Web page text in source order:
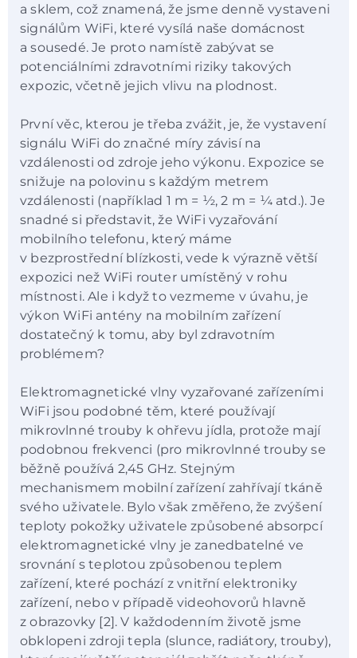
a sklem, což znamená, že jsme denně vystaveni
signálům WiFi, které vysílá naše domácnost
a sousedé. Je proto namístě zabývat se
potenciálními zdravotními riziky takových
expozic, včetně jejich vlivu na plodnost.
První věc, kterou je třeba zvážit, je, že vystavení
signálu WiFi do značné míry závisí na
vzdálenosti od zdroje jeho výkonu. Expozice se
snižuje na polovinu s každým metrem
vzdálenosti (například 1 m = ½, 2 m = ¼ atd.). Je
snadné si představit, že WiFi vyzařování
mobilního telefonu, který máme
v bezprostřední blízkosti, vede k výrazně větší
expozici než WiFi router umístěný v rohu
místnosti. Ale i když to vezmeme v úvahu, je
výkon WiFi antény na mobilním zařízení
dostatečný k tomu, aby byl zdravotním
problémem?
Elektromagnetické vlny vyzařované zařízeními
WiFi jsou podobné těm, které používají
mikrovlnné trouby k ohřevu jídla, protože mají
podobnou frekvenci (pro mikrovlnné trouby se
běžně používá 2,45 GHz. Stejným
mechanismem mobilní zařízení zahřívají tkáně
svého uživatele. Bylo však změřeno, že zvýšení
teploty pokožky uživatele způsobené absorpcí
elektromagnetické vlny je zanedbatelné ve
srovnání s teplotou způsobenou teplem
zařízení, které pochází z vnitřní elektroniky
zařízení, nebo v případě videohovorů hlavně
z obrazovky [2]. V každodenním životě jsme
obklopeni zdroji tepla (slunce, radiátory, trouby),